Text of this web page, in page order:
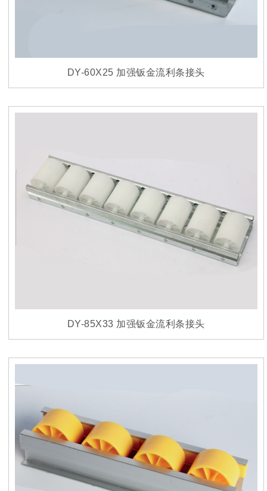
DY-60X25 加强钣金流利条接头
DY-85X33 加强钣金流利条接头